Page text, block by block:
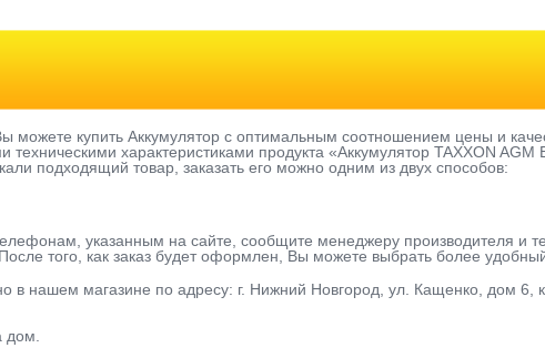
можете купить Аккумулятор с оптимальным соотношением цены и
характеристиками продукта «Аккумулятор TAXXON AGM
подходящий товар, заказать его можно одним из двух способов:
указанным на сайте, сообщите менеджеру производителя и
того, как заказ будет оформлен, Вы можете выбрать более
в нашем магазине по адресу: г. Нижний Новгород, ул. Кащенко, дом 6,
дом.